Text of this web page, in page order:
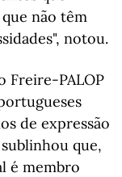
não têm
notou.
Freire-PALOP
de expressão
que,
é membro